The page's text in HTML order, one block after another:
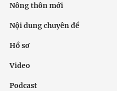
Nông thôn mới
Nội dung chuyên đề
Hồ sơ
Video
Podcast